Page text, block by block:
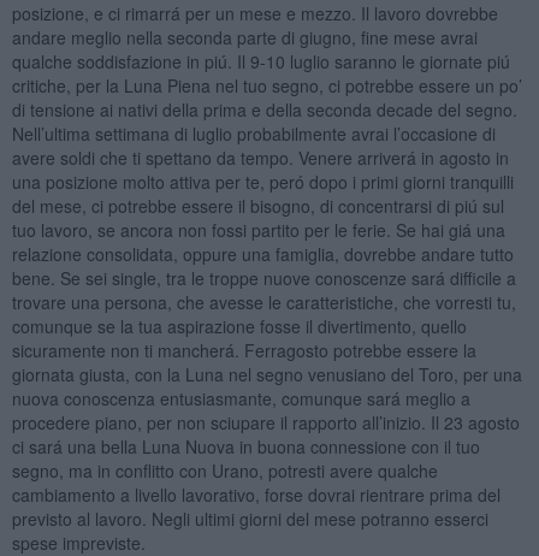
posizione, e ci rimarrá per un mese e mezzo. Il lavoro dovrebbe
andare meglio nella seconda parte di giugno, fine mese avrai
qualche soddisfazione in piú. Il 9-10 luglio saranno le giornate piú
critiche, per la Luna Piena nel tuo segno, ci potrebbe essere un po’
di tensione ai nativi della prima e della seconda decade del segno.
Nell’ultima settimana di luglio probabilmente avrai l’occasione di
avere soldi che ti spettano da tempo. Venere arriverá in agosto in
una posizione molto attiva per te, peró dopo i primi giorni tranquilli
del mese, ci potrebbe essere il bisogno, di concentrarsi di piú sul
tuo lavoro, se ancora non fossi partito per le ferie. Se hai giá una
relazione consolidata, oppure una famiglia, dovrebbe andare tutto
bene. Se sei single, tra le troppe nuove conoscenze sará difficile a
trovare una persona, che avesse le caratteristiche, che vorresti tu,
comunque se la tua aspirazione fosse il divertimento, quello
sicuramente non ti mancherá. Ferragosto potrebbe essere la
giornata giusta, con la Luna nel segno venusiano del Toro, per una
nuova conoscenza entusiasmante, comunque sará meglio a
procedere piano, per non sciupare il rapporto all’inizio. Il 23 agosto
ci sará una bella Luna Nuova in buona connessione con il tuo
segno, ma in conflitto con Urano, potresti avere qualche
cambiamento a livello lavorativo, forse dovrai rientrare prima del
previsto al lavoro. Negli ultimi giorni del mese potranno esserci
spese impreviste.